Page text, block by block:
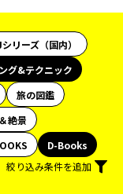
リーズ（国内）
グ&テクニック
旅の図鑑
絶景
D-Books
絞り込み条件を追加